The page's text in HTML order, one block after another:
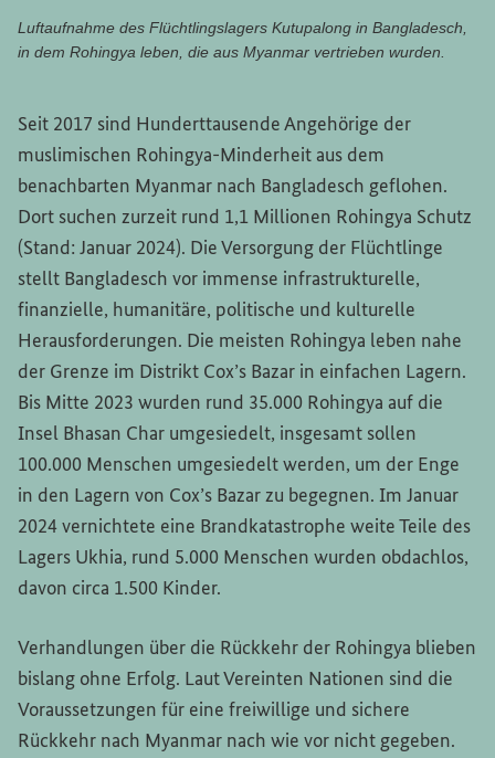
Luftaufnahme des Flüchtlingslagers Kutupalong in Bangladesch,
in dem Rohingya leben, die aus Myanmar vertrieben wurden.
Seit 2017 sind Hunderttausende Angehörige der
muslimischen Rohingya-Minderheit aus dem
benachbarten Myanmar nach Bangladesch geflohen.
Dort suchen zurzeit rund 1,1 Millionen Rohingya Schutz
(Stand: Januar 2024). Die Versorgung der Flüchtlinge
stellt Bangladesch vor immense infrastrukturelle,
finanzielle, humanitäre, politische und kulturelle
Herausforderungen. Die meisten Rohingya leben nahe
der Grenze im Distrikt Cox’s Bazar in einfachen Lagern.
Bis Mitte 2023 wurden rund 35.000 Rohingya auf die
Insel Bhasan Char umgesiedelt, insgesamt sollen
100.000 Menschen umgesiedelt werden, um der Enge
in den Lagern von Cox’s Bazar zu begegnen. Im Januar
2024 vernichtete eine Brandkatastrophe weite Teile des
Lagers Ukhia, rund 5.000 Menschen wurden obdachlos,
davon circa 1.500 Kinder.
Verhandlungen über die Rückkehr der Rohingya blieben
bislang ohne Erfolg. Laut Vereinten Nationen sind die
Voraussetzungen für eine freiwillige und sichere
Rückkehr nach Myanmar nach wie vor nicht gegeben.